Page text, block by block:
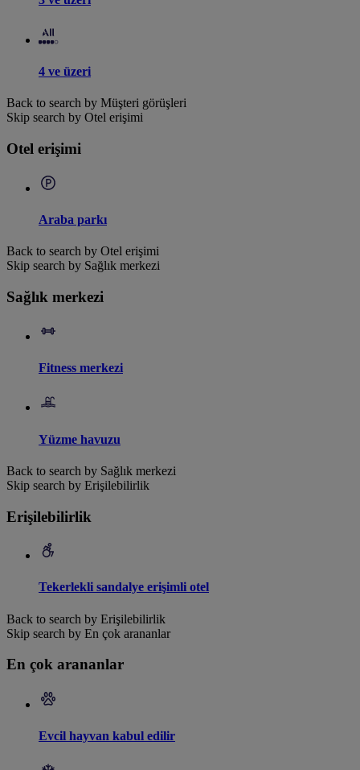
4 ve üzeri
Back to search by Müşteri görüşleri
Skip search by Otel erişimi
Otel erişimi
Araba parkı
Back to search by Otel erişimi
Skip search by Sağlık merkezi
Sağlık merkezi
Fitness merkezi
Yüzme havuzu
Back to search by Sağlık merkezi
Skip search by Erişilebilirlik
Erişilebilirlik
Tekerlekli sandalye erişimli otel
Back to search by Erişilebilirlik
Skip search by En çok arananlar
En çok arananlar
Evcil hayvan kabul edilir